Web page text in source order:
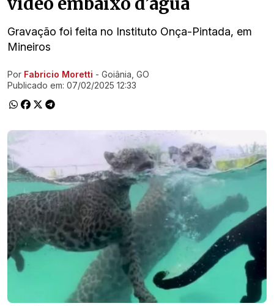
Gravação foi feita no Instituto Onça-Pintada, em
Mineiros
Ir direto pra matéria
Por Fabricio Moretti - Goiânia, GO
Publicado em: 07/02/2025 12:33